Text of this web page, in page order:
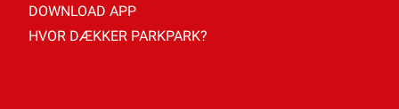
DOWNLOAD APP
HVOR DÆKKER PARKPARK?